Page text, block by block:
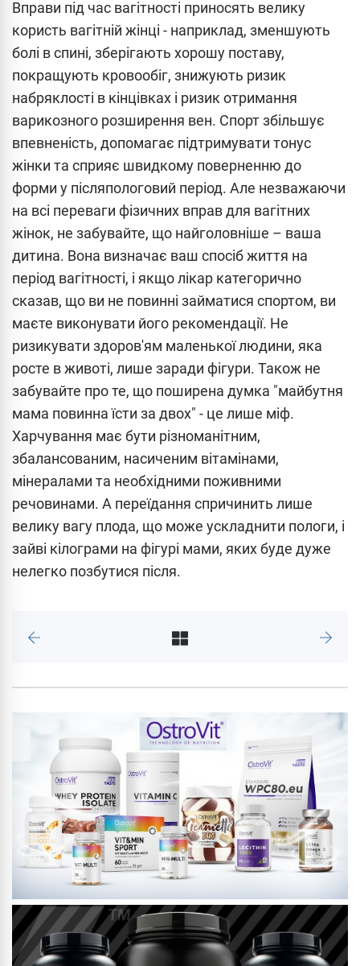
Вправи під час вагітності приносять велику
користь вагітній жінці - наприклад, зменшують
болі в спині, зберігають хорошу поставу,
покращують кровообіг, знижують ризик
набряклості в кінцівках і ризик отримання
варикозного розширення вен. Спорт збільшує
впевненість, допомагає підтримувати тонус
жінки та сприяє швидкому поверненню до
форми у післяпологовий період. Але незважаючи
на всі переваги фізичних вправ для вагітних
жінок, не забувайте, що найголовніше – ваша
дитина. Вона визначає ваш спосіб життя на
період вагітності, і якщо лікар категорично
сказав, що ви не повинні займатися спортом, ви
маєте виконувати його рекомендації. Не
ризикувати здоров'ям маленької людини, яка
росте в животі, лише заради фігури. Також не
забувайте про те, що поширена думка "майбутня
мама повинна їсти за двох" - це лише міф.
Харчування має бути різноманітним,
збалансованим, насиченим вітамінами,
мінералами та необхідними поживними
речовинами. А переїдання спричинить лише
велику вагу плода, що може ускладнити пологи, і
зайві кілограми на фігурі мами, яких буде дуже
нелегко позбутися після.